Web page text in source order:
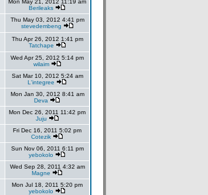
Mon May 21, 2012 11:19 am
Berileaks
Thu May 03, 2012 4:41 pm
stevedembeng
Thu Apr 26, 2012 1:41 pm
Tatchape
Wed Apr 25, 2012 5:14 pm
wilaim
Sat Mar 10, 2012 5:24 am
L'integree
Mon Jan 30, 2012 8:41 am
Deva
Mon Dec 26, 2011 11:42 pm
Juju
Fri Dec 16, 2011 5:02 pm
Cotezik
Sun Nov 06, 2011 6:11 pm
yebokolo
Wed Sep 28, 2011 4:32 am
Magne
Mon Jul 18, 2011 5:20 pm
yebokolo